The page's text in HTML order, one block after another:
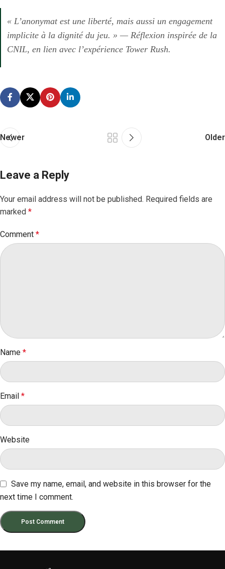
« L’anonymat est une liberté, mais aussi un engagement
implicite à la dignité du jeu. » — Réflexion inspirée de la
CNIL, en lien avec l’expérience Tower Rush.
Newer Older
Leave a Reply
Your email address will not be published. Required fields are
marked *
Comment *
Name *
Email *
Website
Save my name, email, and website in this browser for the
next time I comment.